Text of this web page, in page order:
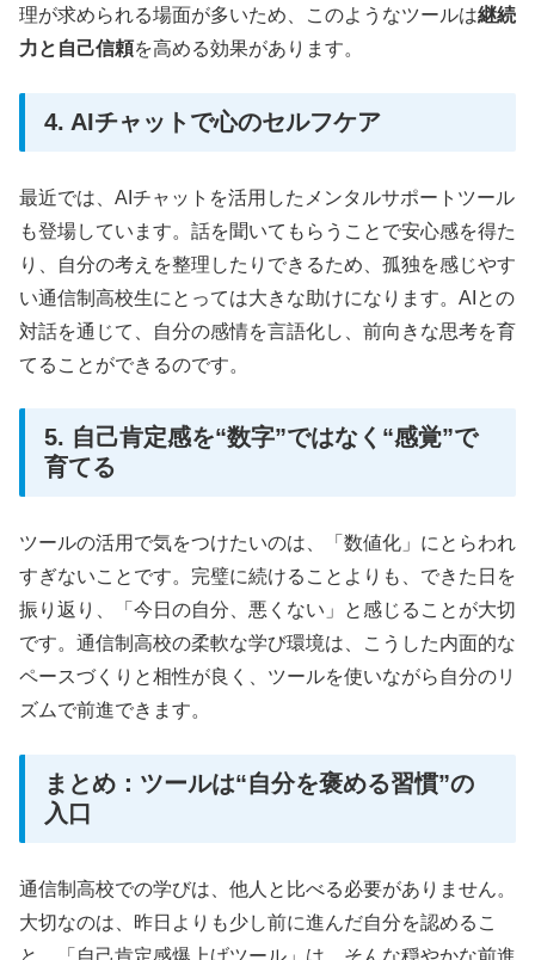
理が求められる場面が多いため、このようなツールは継続
力と自己信頼を高める効果があります。
4. AIチャットで心のセルフケア
最近では、AIチャットを活用したメンタルサポートツール
も登場しています。話を聞いてもらうことで安心感を得た
り、自分の考えを整理したりできるため、孤独を感じやす
い通信制高校生にとっては大きな助けになります。AIとの
対話を通じて、自分の感情を言語化し、前向きな思考を育
てることができるのです。
5. 自己肯定感を“数字”ではなく“感覚”で
育てる
ツールの活用で気をつけたいのは、「数値化」にとらわれ
すぎないことです。完璧に続けることよりも、できた日を
振り返り、「今日の自分、悪くない」と感じることが大切
です。通信制高校の柔軟な学び環境は、こうした内面的な
ペースづくりと相性が良く、ツールを使いながら自分のリ
ズムで前進できます。
まとめ：ツールは“自分を褒める習慣”の
入口
通信制高校での学びは、他人と比べる必要がありません。
大切なのは、昨日よりも少し前に進んだ自分を認めるこ
と。「自己肯定感爆上げツール」は、そんな穏やかな前進